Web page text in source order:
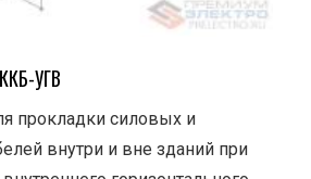
УГВ
прокладки силовых и
внутри и вне зданий при